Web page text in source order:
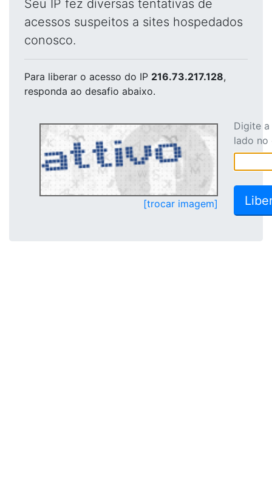
Seu IP fez diversas tentativas de
acessos suspeitos a sites hospedados
conosco.
Para liberar o acesso do IP 216.73.217.128,
responda ao desafio abaixo.
[trocar imagem]
Digite
lado no